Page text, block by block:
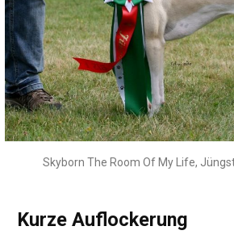
Skyborn The Room Of My Life,
Kurze Auflockerung